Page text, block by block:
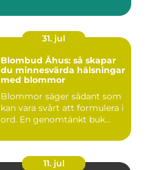
31. jul
Blombud Åhus: så skapar
du minnesvärda hälsningar
med blommor
Blommor säger sådant som
kan vara svårt att formulera i
ord. En genomtänkt buk...
11. jul